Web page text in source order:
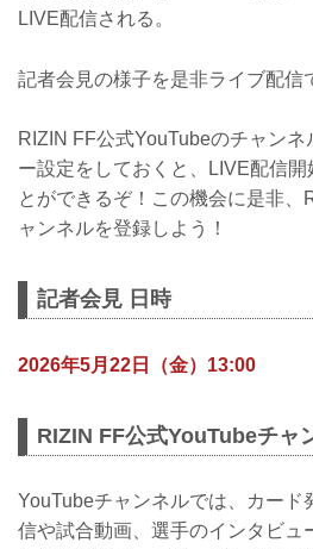
LIVE配信される。
記者会見の様子を是非ライブ配信
RIZIN FF公式YouTubeのチャン
ー設定をしておくと、LIVE配信開
とができるぞ！この機会に是非、
ャンネルを登録しよう！
記者会見 日時
2026年5月22日（金）13:00
RIZIN FF公式YouTubeチャ
YouTubeチャンネルでは、カード
信や試合動画、選手のインタビュ